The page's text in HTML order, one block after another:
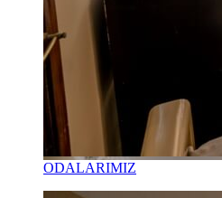
ODALARIMIZ